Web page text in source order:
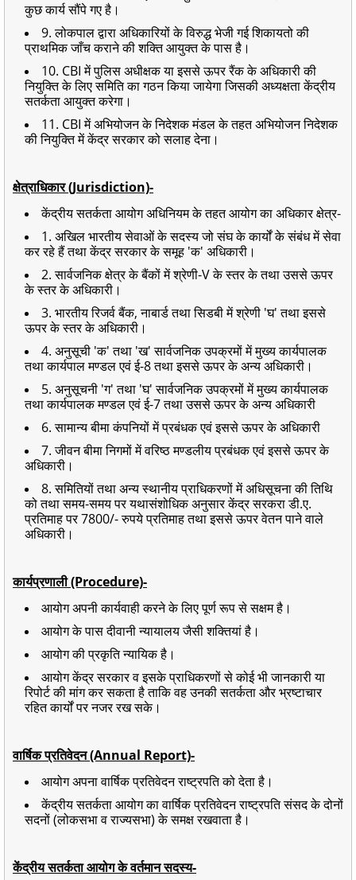
कुछ कार्य सौंपे गए है।
9. लोकपाल द्वारा अधिकारियों के विरुद्ध भेजी गई शिकायतो की
प्राथमिक जाँच कराने की शक्ति आयुक्त के पास है।
10. CBI में पुलिस अधीक्षक या इससे ऊपर रैंक के अधिकारी की
नियुक्ति के लिए समिति का गठन किया जायेगा जिसकी अध्यक्षता केंद्रीय
सतर्कता आयुक्त करेगा।
11. CBI में अभियोजन के निदेशक मंडल के तहत अभियोजन निदेशक
की नियुक्ति में केंद्र सरकार को सलाह देना।
क्षेत्राधिकार (Jurisdiction)-
केंद्रीय सतर्कता आयोग अधिनियम के तहत आयोग का अधिकार क्षेत्र-
1. अखिल भारतीय सेवाओं के सदस्य जो संघ के कार्यों के संबंध में सेवा
कर रहे हैं तथा केंद्र सरकार के समूह 'क' अधिकारी।
2. सार्वजनिक क्षेत्र के बैंकों में श्रेणी-V के स्तर के तथा उससे ऊपर
के स्तर के अधिकारी।
3. भारतीय रिजर्व बैंक, नाबार्ड तथा सिडबी में श्रेणी 'घ' तथा इससे
ऊपर के स्तर के अधिकारी।
4. अनुसूची 'क' तथा 'ख' सार्वजनिक उपक्रमों में मुख्य कार्यपालक
तथा कार्यपाल मण्डल एवं ई-8 तथा इससे ऊपर के अन्य अधिकारी।
5. अनुसूचनी 'ग' तथा 'घ' सार्वजनिक उपक्रमों में मुख्य कार्यपालक
तथा कार्यपालक मण्डल एवं ई-7 तथा उससे ऊपर के अन्य अधिकारी
6. सामान्य बीमा कंपनियों में प्रबंधक एवं इससे ऊपर के अधिकारी
7. जीवन बीमा निगमों में वरिष्ठ मण्डलीय प्रबंधक एवं इससे ऊपर के
अधिकारी।
8. समितियों तथा अन्य स्थानीय प्राधिकरणों में अधिसूचना की तिथि
को तथा समय-समय पर यथासंशोधिक अनुसार केंद्र सरकरा डी.ए.
प्रतिमाह पर 7800/- रुपये प्रतिमाह तथा इससे ऊपर वेतन पाने वाले
अधिकारी।
कार्यप्रणाली (Procedure)-
आयोग अपनी कार्यवाही करने के लिए पूर्ण रूप से सक्षम है।
आयोग के पास दीवानी न्यायालय जैसी शक्तियां है।
आयोग की प्रकृति न्यायिक है।
आयोग केंद्र सरकार व इसके प्राधिकरणों से कोई भी जानकारी या
रिपोर्ट की मांग कर सकता है ताकि वह उनकी सतर्कता और भ्रष्टाचार
रहित कार्यों पर नजर रख सके।
वार्षिक प्रतिवेदन (Annual Report)-
आयोग अपना वार्षिक प्रतिवेदन राष्ट्रपति को देता है।
केंद्रीय सतर्कता आयोग का वार्षिक प्रतिवेदन राष्ट्रपति संसद के दोनों
सदनों (लोकसभा व राज्यसभा) के समक्ष रखवाता है।
केंद्रीय सतर्कता आयोग के वर्तमान सदस्य-